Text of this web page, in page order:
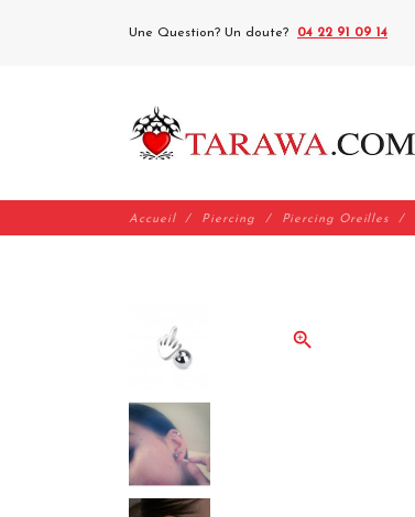
Une Question? Un doute? 04 22 91 09 14
Accueil Piercing Piercing Oreilles
zoom_in